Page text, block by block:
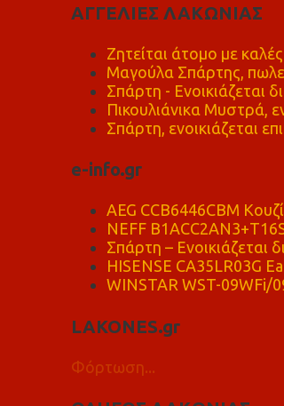
ΑΓΓΕΛΙΕΣ ΛΑΚΩΝΙΑΣ
Ζητείται άτομο με
Μαγούλα Σπάρτης,
Σπάρτη - Ενοικιάζεται
Πικουλιάνικα Μυστρά,
Σπάρτη, ενοικιάζεται
e-info.gr
AEG CCB6446CBM
NEFF
Σπάρτη – Ενοικιάζεται
HISENSE CA35LR03G
WINSTAR WST-09WFi/
LAKONES.gr
Φόρτωση...